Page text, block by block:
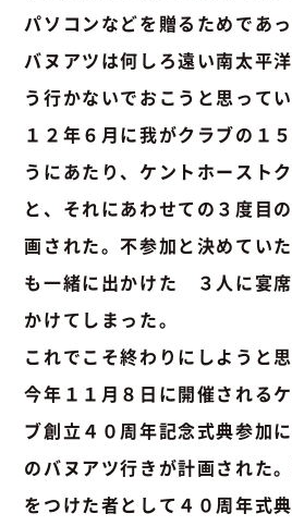
パソコンなどを贈るためであっ
バヌアツは何しろ遠い南太平
う行かないでおこうと思って
１２年６月に我がクラブの１
うにあたり、ケントホースト
と、それにあわせての３度目
画された。不参加と決めてい
も一緒に出かけた ３人に宴
かけてしまった。
これでこそ終わりにしようと
今年１１月８日に開催される
ブ創立４０周年記念式典参加
のバヌアツ行きが計画された
をつけた者として４０周年式